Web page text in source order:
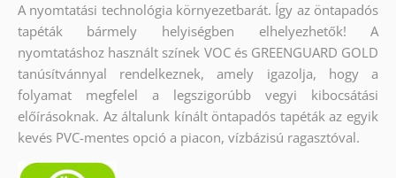
A nyomtatási technológia környezetbarát. Így az öntapadós
tapéták bármely helyiségben elhelyezhetők! A
nyomtatáshoz használt színek VOC és GREENGUARD GOLD
tanúsítvánnyal rendelkeznek, amely igazolja, hogy a
folyamat megfelel a legszigorúbb vegyi kibocsátási
előírásoknak. Az általunk kínált öntapadós tapéták az egyik
kevés PVC-mentes opció a piacon, vízbázisú ragasztóval.